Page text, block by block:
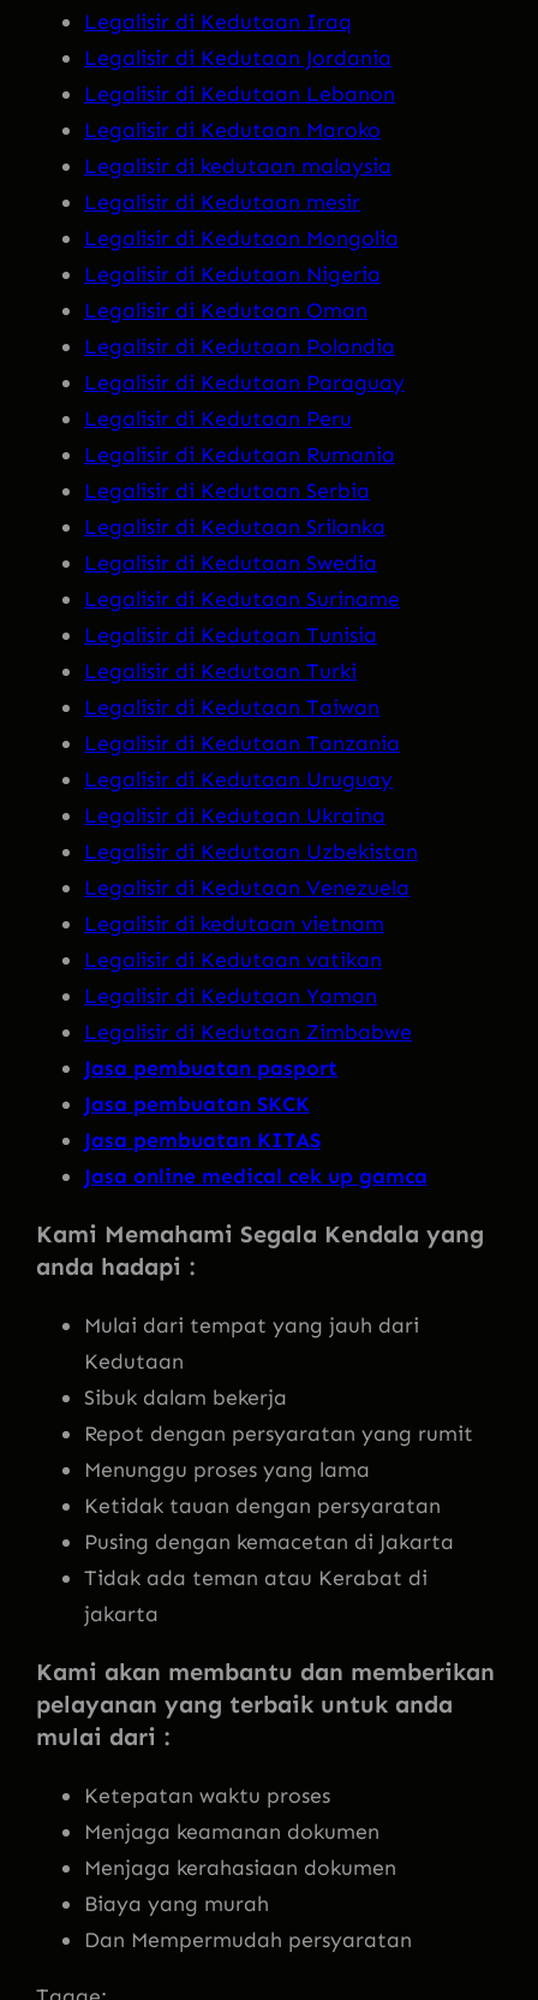
Legalisir di Kedutaan Iraq
Legalisir di Kedutaan Jordania
Legalisir di Kedutaan Lebanon
Legalisir di Kedutaan Maroko
Legalisir di kedutaan malaysia
Legalisir di Kedutaan mesir
Legalisir di Kedutaan Mongolia
Legalisir di Kedutaan Nigeria
Legalisir di Kedutaan Oman
Legalisir di Kedutaan Polandia
Legalisir di Kedutaan Paraguay
Legalisir di Kedutaan Peru
Legalisir di Kedutaan Rumania
Legalisir di Kedutaan Serbia
Legalisir di Kedutaan Srilanka
Legalisir di Kedutaan Swedia
Legalisir di Kedutaan Suriname
Legalisir di Kedutaan Tunisia
Legalisir di Kedutaan Turki
Legalisir di Kedutaan Taiwan
Legalisir di Kedutaan Tanzania
Legalisir di Kedutaan Uruguay
Legalisir di Kedutaan Ukraina
Legalisir di Kedutaan Uzbekistan
Legalisir di Kedutaan Venezuela
Legalisir di kedutaan vietnam
Legalisir di Kedutaan vatikan
Legalisir di Kedutaan Yaman
Legalisir di Kedutaan Zimbabwe
Jasa pembuatan pasport
Jasa pembuatan SKCK
Jasa pembuatan KITAS
Jasa online medical cek up gamca
Kami Memahami Segala Kendala yang
anda hadapi :
Mulai dari tempat yang jauh dari
Kedutaan
Sibuk dalam bekerja
Repot dengan persyaratan yang rumit
Menunggu proses yang lama
Ketidak tauan dengan persyaratan
Pusing dengan kemacetan di Jakarta
Tidak ada teman atau Kerabat di
jakarta
Kami akan membantu dan memberikan
pelayanan yang terbaik untuk anda
mulai dari :
Ketepatan waktu proses
Menjaga keamanan dokumen
Menjaga kerahasiaan dokumen
Biaya yang murah
Dan Mempermudah persyaratan